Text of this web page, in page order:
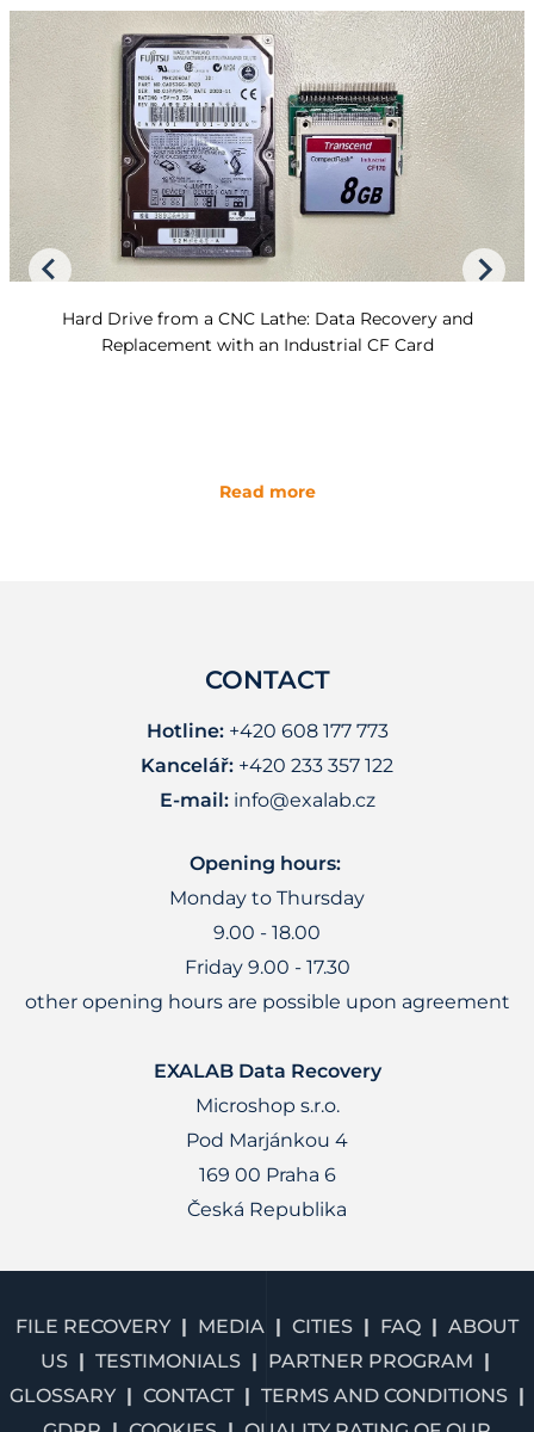
Hard Drive from a CNC Lathe: Data Recovery and
Replacement with an Industrial CF Card
Read more
CONTACT
Hotline:+420 608 177 773
Kancelář: +420 233 357 122
E-mail: info@exalab.cz
Opening hours:
Monday to Thursday
9.00 - 18.00
Friday 9.00 - 17.30
other opening hours are possible upon agreement
EXALAB Data Recovery
Microshop s.r.o.
Pod Marjánkou 4
169 00 Praha 6
Česká Republika
FILE RECOVERY MEDIA CITIES FAQ
ABOUT
US
TESTIMONIALS
PARTNER PROGRAM
GLOSSARY
CONTACT
TERMS AND CONDITIONS